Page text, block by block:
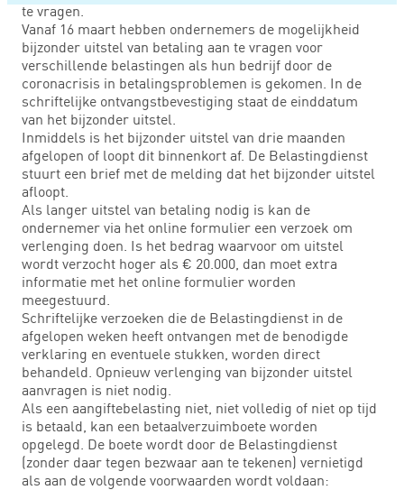
te vragen.
Vanaf 16 maart hebben ondernemers de mogelijkheid
bijzonder uitstel van betaling aan te vragen voor
verschillende belastingen als hun bedrijf door de
coronacrisis in betalingsproblemen is gekomen. In de
schriftelijke ontvangstbevestiging staat de einddatum
van het bijzonder uitstel.
Inmiddels is het bijzonder uitstel van drie maanden
afgelopen of loopt dit binnenkort af. De Belastingdienst
stuurt een brief met de melding dat het bijzonder uitstel
afloopt.
Als langer uitstel van betaling nodig is kan de
ondernemer via het online formulier een verzoek om
verlenging doen. Is het bedrag waarvoor om uitstel
wordt verzocht hoger als € 20.000, dan moet extra
informatie met het online formulier worden
meegestuurd.
Schriftelijke verzoeken die de Belastingdienst in de
afgelopen weken heeft ontvangen met de benodigde
verklaring en eventuele stukken, worden direct
behandeld. Opnieuw verlenging van bijzonder uitstel
aanvragen is niet nodig.
Als een aangiftebelasting niet, niet volledig of niet op tijd
is betaald, kan een betaalverzuimboete worden
opgelegd. De boete wordt door de Belastingdienst
(zonder daar tegen bezwaar aan te tekenen) vernietigd
als aan de volgende voorwaarden wordt voldaan: